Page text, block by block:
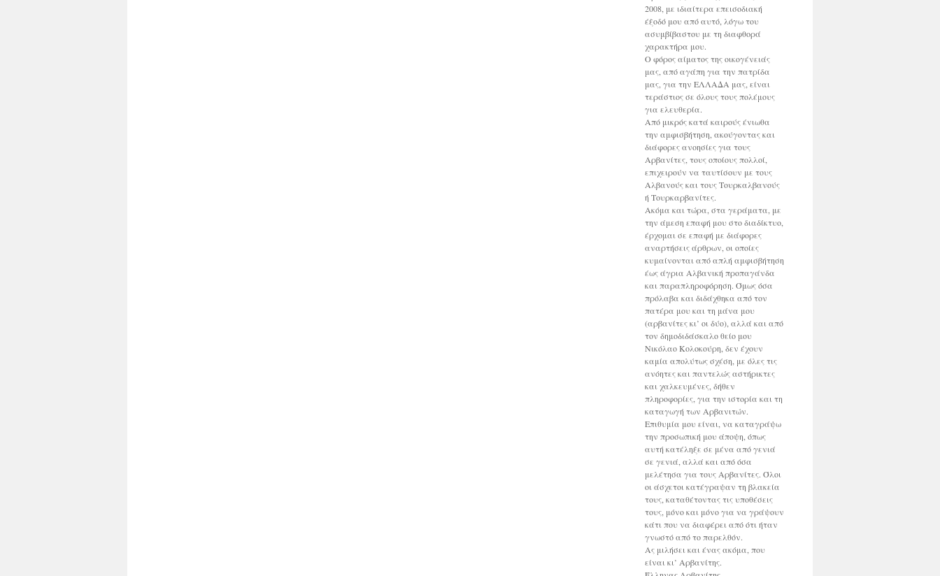
2008, με ιδιαίτερα επεισοδιακή
έξοδό μου από αυτό, λόγω του
ασυμβίβαστου με τη διαφθορά
χαρακτήρα μου.
Ο φόρος αίματος της οικογένειάς
μας, από αγάπη για την πατρίδα
μας, για την ΕΛΛΑΔΑ μας, είναι
τεράστιος σε όλους τους πολέμους
για ελευθερία.
Από μικρός κατά καιρούς ένιωθα
την αμφισβήτηση, ακούγοντας και
διάφορες ανοησίες για τους
Αρβανίτες, τους οποίους πολλοί,
επιχειρούν να ταυτίσουν με τους
Αλβανούς και τους Τουρκαλβανούς
ή Τουρκαρβανίτες.
Ακόμα και τώρα, στα γεράματα, με
την άμεση επαφή μου στο διαδίκτυο,
έρχομαι σε επαφή με διάφορες
αναρτήσεις άρθρων, οι οποίες
κυμαίνονται από απλή αμφισβήτηση
έως άγρια Αλβανική προπαγάνδα
και παραπληροφόρηση. Όμως όσα
πρόλαβα και διδάχθηκα από τον
πατέρα μου και τη μάνα μου
(αρβανίτες κι’ οι δύο), αλλά και από
τον δημοδιδάσκαλο θείο μου
Νικόλαο Κολοκούρη, δεν έχουν
καμία απολύτως σχέση, με όλες τις
ανόητες και παντελώς αστήρικτες
και χαλκευμένες, δήθεν
πληροφορίες, για την ιστορία και τη
καταγωγή των Αρβανιτών.
Επιθυμία μου είναι, να καταγράψω
την προσωπική μου άποψη, όπως
αυτή κατέληξε σε μένα από γενιά
σε γενιά, αλλά και από όσα
μελέτησα για τους Αρβανίτες. Όλοι
οι άσχετοι κατέγραψαν τη βλακεία
τους, καταθέτοντας τις υποθέσεις
τους, μόνο και μόνο για να γράψουν
κάτι που να διαφέρει από ότι ήταν
γνωστό από το παρελθόν.
Ας μιλήσει και ένας ακόμα, που
είναι κι’ Αρβανίτης.